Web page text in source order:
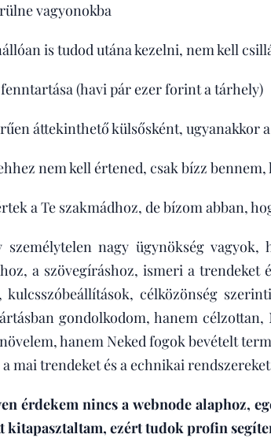
vagyonokba
is tudod utána kezelni, nem kell
(havi pár ezer forint a tárhely)
áttekinthető külsősként, ugyanakkor
nem kell értened, csak bízz
a Te szakmádhoz, de bízom abban,
személytelen nagy ügynökség
a szövegíráshoz, ismeri a trendeket
kulcsszóbeállítások, célközönség
gondolkodom, hanem
hanem Neked fogok bevételt
mai trendeket és a echnikai
érdekem nincs a webnode alaphoz,
kitapasztaltam, ezért tudok profin